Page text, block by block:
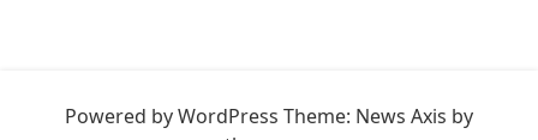
Powered by WordPress Theme: News Axis by